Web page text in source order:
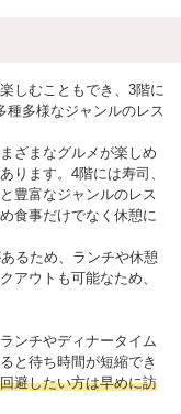
しむこともでき、3階に
種多様なジャンルのレス
ざまなグルメが楽しめ
ります。4階には寿司、
豊富なジャンルのレス
食事だけでなく休憩に
るため、ランチや休憩
アウトも可能なため、
ンチやディナータイム
と待ち時間が短縮でき
避したい方は早めに訪